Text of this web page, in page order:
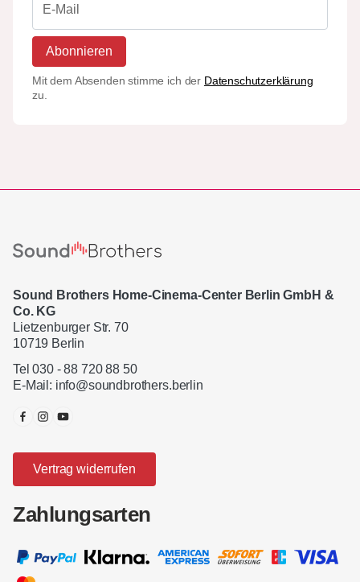
Abonnieren
Mit dem Absenden stimme ich der Datenschutzerklärung
zu.
Sound Brothers Home-Cinema-Center Berlin GmbH &
Co. KG
Lietzenburger Str. 70
10719 Berlin
Tel 030 - 88 720 88 50
E-Mail: info@soundbrothers.berlin
Vertrag widerrufen
Zahlungsarten